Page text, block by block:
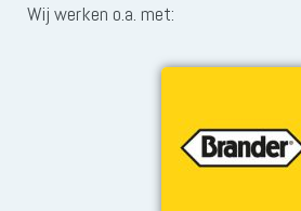
Wij werken o.a. met: